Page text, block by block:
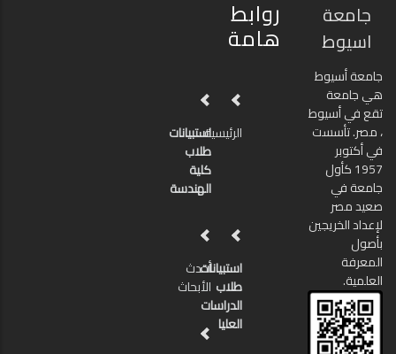
جامعة
اسيوط
جامعة أسيوط
هي جامعة
تقع في أسيوط
، مصر. تأسست
في أكتوبر
1957 كأول
جامعة في
صعيد مصر
لإعداد الخريجين
بأصول
المعرفة
العلمية.
روابط
هامة
الرئيسيةاستبيانات
طلاب
كلية
الهندسة
استبيانات
طلاب
الدراسات
العليا
أحدث
الأبحاث